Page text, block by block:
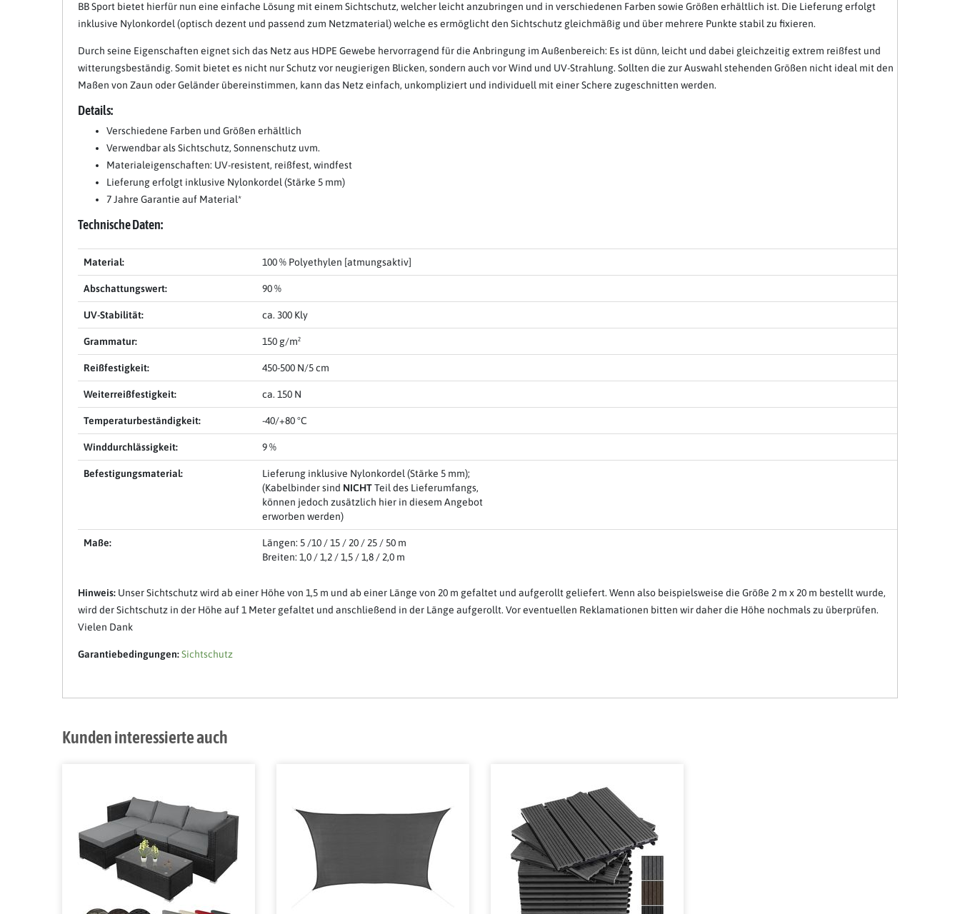
Item 1 of 11
BB Sport bietet hierfür nun eine einfache Lösung mit einem Sichtschutz, welcher leicht anzubringen und in verschiedenen Farben sowie Größen erhältlich ist. Die Lieferung erfolgt
inklusive Nylonkordel (optisch dezent und passend zum Netzmaterial) welche es ermöglicht den Sichtschutz gleichmäßig und über mehrere Punkte stabil zu fixieren.
Durch seine Eigenschaften eignet sich das Netz aus HDPE Gewebe hervorragend für die Anbringung im Außenbereich: Es ist dünn, leicht und dabei gleichzeitig extrem reißfest und
witterungsbeständig. Somit bietet es nicht nur Schutz vor neugierigen Blicken, sondern auch vor Wind und UV-Strahlung. Sollten die zur Auswahl stehenden Größen nicht ideal mit den
Maßen von Zaun oder Geländer übereinstimmen, kann das Netz einfach, unkompliziert und individuell mit einer Schere zugeschnitten werden.
Details:
Verschiedene Farben und Größen erhältlich
Verwendbar als Sichtschutz, Sonnenschutz uvm.
Materialeigenschaften: UV-resistent, reißfest, windfest
Lieferung erfolgt inklusive Nylonkordel (Stärke 5 mm)
7 Jahre Garantie auf Material*
Technische Daten:
Material: 100 % Polyethylen [atmungsaktiv]
Abschattungswert: 90 %
UV-Stabilität: ca. 300 Kly
Grammatur: 150 g/m²
Reißfestigkeit: 450-500 N/5 cm
Weiterreißfestigkeit: ca. 150 N
Temperaturbeständigkeit: -40/+80 °C
Winddurchlässigkeit: 9 %
Befestigungsmaterial:
Lieferung inklusive Nylonkordel (Stärke 5 mm);
(Kabelbinder sind NICHTTeil des Lieferumfangs,
können jedoch zusätzlich hier in diesem Angebot
erworben werden)
Maße:
Längen: 5 /10 / 15 / 20 / 25 / 50 m
Breiten: 1,0 / 1,2 / 1,5 / 1,8 / 2,0 m
Hinweis: Unser Sichtschutz wird ab einer Höhe von 1,5 m und ab einer Länge von 20 m gefaltet und aufgerollt geliefert. Wenn also beispielsweise die Größe 2 m x 20 m bestellt wurde,
wird der Sichtschutz in der Höhe auf 1 Meter gefaltet und anschließend in der Länge aufgerollt. Vor eventuellen Reklamationen bitten wir daher die Höhe nochmals zu überprüfen.
Vielen Dank
Garantiebedingungen:Sichtschutz
Kunden interessierte auch